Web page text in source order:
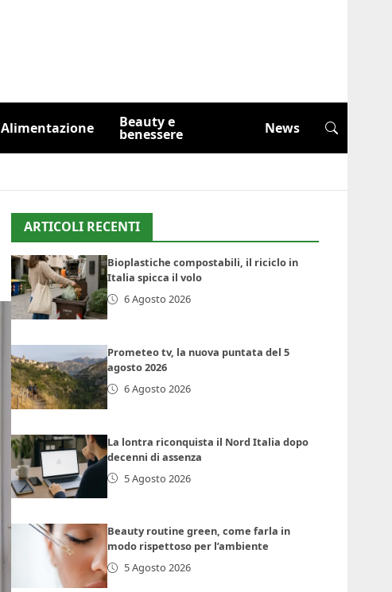
Alimentazione Beauty e
benessere News
ARTICOLI RECENTI
Bioplastiche compostabili, il riciclo in
Italia spicca il volo
6 Agosto 2026
Prometeo tv, la nuova puntata del 5
agosto 2026
6 Agosto 2026
La lontra riconquista il Nord Italia dopo
decenni di assenza
5 Agosto 2026
Beauty routine green, come farla in
modo rispettoso per l’ambiente
5 Agosto 2026